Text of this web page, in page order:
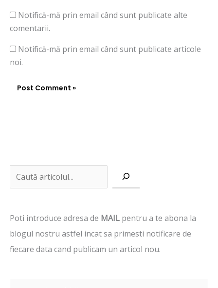
Notifică-mă prin email când sunt publicate alte
comentarii.
Notifică-mă prin email când sunt publicate articole
noi.
a
t
ă
Poti introduce adresa de MAIL pentru a te abona la
blogul nostru astfel incat sa primesti notificare de
fiecare data cand publicam un articol nou.
Tastează emailul tău...